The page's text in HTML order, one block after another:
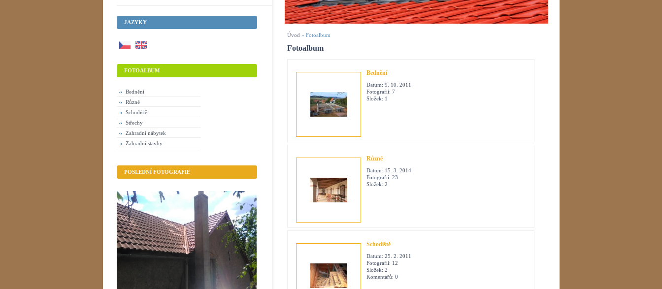
Úvod » Fotoalbum
Fotoalbum
Bednění
Datum: 9. 10. 2011
Fotografií: 7
Složek: 1
Různé
Datum: 15. 3. 2014
Fotografií: 23
Složek: 2
Schodiště
Datum: 25. 2. 2011
Fotografií: 12
Složek: 2
Komentářů: 0
JAZYKY
FOTOALBUM
Bednění
Různé
Schodiště
Střechy
Zahradní nábytek
Zahradní stavby
POSLEDNÍ FOTOGRAFIE